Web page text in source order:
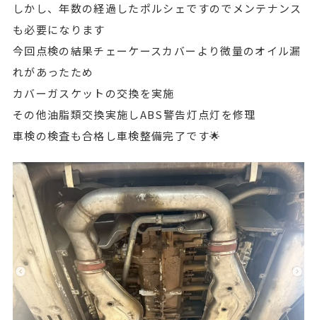
しかし、年数の経過したポルシェですのでメンテナンス
も必要になります
今回点検の結果チェーケースカバーより微量のオイル漏
れがあったため
カバーガスケットの交換を実施
その他油脂類交換実施しABS警告灯点灯を修理
車検の検査も合格し車検整備完了です🌟